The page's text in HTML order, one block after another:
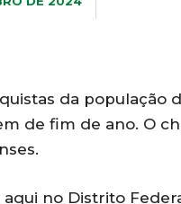
da população
de fim de ano. O
no Distrito